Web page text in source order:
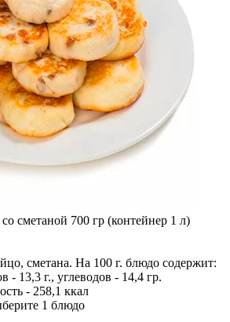
сметаной 700 гр (контейнер 1 л)
сметана. На 100 г. блюдо содержит:
- 13,3 г., углеводов - 14,4 гр.
- 258,1 ккал
1 блюдо